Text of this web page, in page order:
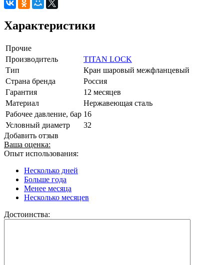
Характеристики
Прочие
Производитель
TITAN LOCK
Тип
Кран шаровый межфланцевый
Страна бренда
Россия
Гарантия
12 месяцев
Материал
Нержавеющая сталь
Рабочее давление, бар 16
Условный диаметр
32
Добавить отзыв
Ваша оценка:
Опыт использования:
Несколько дней
Больше года
Менее месяца
Несколько месяцев
Достоинства: